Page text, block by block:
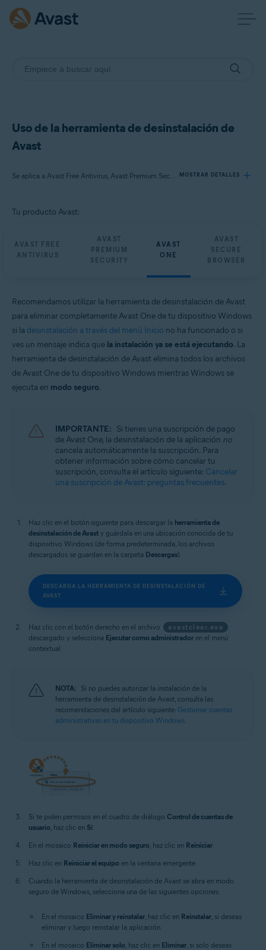
Uso de la herramienta de desinstalación de
Avast
Se aplica a Avast Free Antivirus, Avast Premium Security, Avast One, Avast Secure Browser MOSTRAR DETALLES
Avast Premium Security
Avast One
Tu producto Avast:
AVAST FREE
ANTIVIRUS
AVAST
PREMIUM
SECURITY
AVAST
ONE
AVAST
SECURE
BROWSER
Recomendamos utilizar la herramienta de desinstalación de Avast
para eliminar completamente Avast One de tu dispositivo Windows
si la desinstalación a través del menú Inicio no ha funcionado o si
ves un mensaje indica que la instalación ya se está ejecutando. La
herramienta de desinstalación de Avast elimina todos los archivos
de Avast One de tu dispositivo Windows mientras Windows se
ejecuta en modo seguro.
IMPORTANTE: Si tienes una suscripción de pago
de Avast One, la desinstalación de la aplicación no
cancela automáticamente la suscripción. Para
obtener información sobre cómo cancelar tu
suscripción, consulta el artículo siguiente: Cancelar
una suscripción de Avast: preguntas frecuentes.
Haz clic en el botón siguiente para descargar la herramienta de
desinstalación de Avast y guárdala en una ubicación conocida de tu
dispositivo Windows (de forma predeterminada, los archivos
descargados se guardan en la carpeta Descargas).
DESCARGA LA HERRAMIENTA DE DESINSTALACIÓN DE
AVAST
Haz clic con el botón derecho en el archivo
avastclear.exe
descargado y selecciona Ejecutar como administrador en el menú
contextual.
NOTA:
Si no puedes autorizar la instalación de la
herramienta de desinstalación de Avast, consulta las
recomendaciones del artículo siguiente: Gestionar cuentas
administrativas en tu dispositivo Windows.
Si te piden permisos en el cuadro de diálogo Control de cuentas de
usuario , haz clic en Sí
En el mosaico Reiniciar en modo seguro , haz clic en Reiniciar
Haz clic en Reiniciar el equipo en la ventana emergente.
Cuando la herramienta de desinstalación de Avast se abra en modo
seguro de Windows, selecciona una de las siguientes opciones:
En el mosaico Eliminar y reinstalar , haz clic en Reinstalar , si deseas
eliminar y luego reinstalar la aplicación.
En el mosaico Eliminar solo , haz clic en Eliminar , si solo deseas